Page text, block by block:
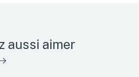
aussi aimer